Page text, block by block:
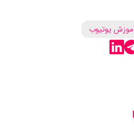
یوتیوب